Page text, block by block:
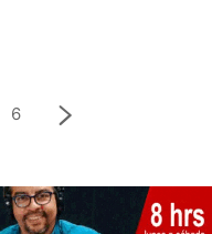
6